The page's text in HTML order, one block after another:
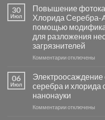
Пламенный
синтез
катализаторов
и
сенсоров
на
основе
группы
30
Июл
Повышение
Хлорида Серебра-
помощью
для разложения
загрязнителей
Комментариик
активности
Хлорида
Серебра-
отключены
06
Июл
Электроосаждение
серебра и хлорида
нанонауки
Комментариикотключены